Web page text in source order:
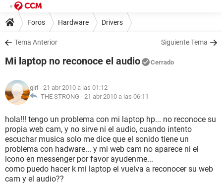
Foros Hardware Drivers
Tema Anterior Siguiente Tema
Mi laptop no reconoce el audio Cerrado
girl - 21 abr 2010 a las 01:12
THE STRONG - 21 abr 2010 a las 06:11
hola!!! tengo un problema con mi laptop hp... no reconoce su
propia web cam, y no sirve ni el audio, cuando intento
escuchar musica solo me dice que el sonido tiene un
problema con hadware... y mi web cam no aparece ni el
icono en messenger por favor ayudenme...
como puedo hacer k mi laptop el vuelva a reconocer su web
cam y el audio??